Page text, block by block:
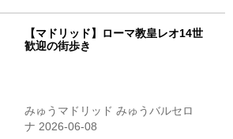
【マドリッド】ローマ教皇レオ14世
歓迎の街歩き
みゅうマドリッド みゅうバルセロ
ナ 2026-06-08